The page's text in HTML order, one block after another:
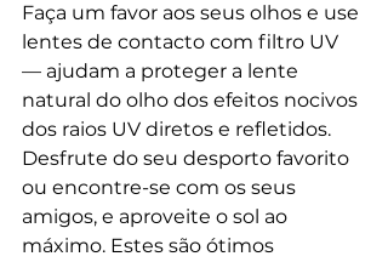
Faça um favor aos seus olhos e use
lentes de contacto com filtro UV
— ajudam a proteger a lente
natural do olho dos efeitos nocivos
dos raios UV diretos e refletidos.
Desfrute do seu desporto favorito
ou encontre-se com os seus
amigos, e aproveite o sol ao
máximo. Estes são ótimos